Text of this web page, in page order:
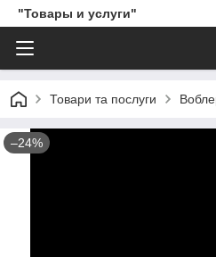
"Товары и услуги"
Товари та послуги
–24%